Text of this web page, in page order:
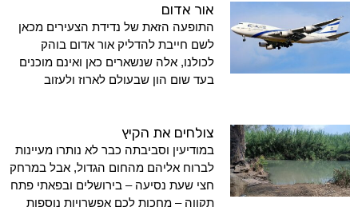
אור אדום
התופעה הזאת של נדידת הצעירים מכאן
לשם חייבת להדליק אור אדום בוהק
לכולנו, אלה שנשארים כאן ואינם מוכנים
בעד שום הון שבעולם לארוז ולעזוב
צולחים את הקיץ
במודיעין וסביבתה כבר לא נותרו מעיינות
לברוח אליהם מהחום הגדול, אבל במרחק
חצי שעת נסיעה – בירושלים ובפאתי פתח
תקווה – מחכות לכם אפשרויות נוספות